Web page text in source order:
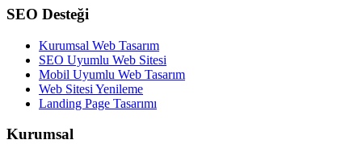
SEO Desteği
Kurumsal Web Tasarım
SEO Uyumlu Web Sitesi
Mobil Uyumlu Web Tasarım
Web Sitesi Yenileme
Landing Page Tasarımı
Kurumsal